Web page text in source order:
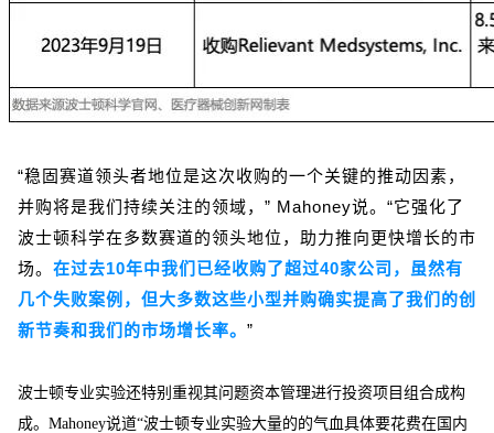
“稳固赛道领头者地位是这次收购的一个关键的推动因素，
并购将是我们持续关注的领域，” Mahoney说。“它强化了
波士顿科学在多数赛道的领头地位，助力推向更快增长的市
场。 在过去10年中我们已经收购了超过40家公司，虽然有
几个失败案例，但大多数这些小型并购确实提高了我们的创
新节奏和我们的市场增长率。 ”
波士顿专业实验还特别重视其问题资本管理进行投资项目组合成构
成。Mahoney说道“波士顿专业实验大量的的气血具体要花费在国内